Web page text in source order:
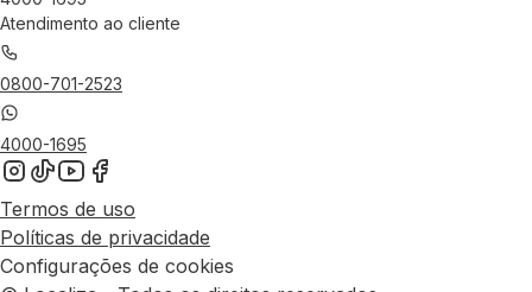
Atendimento ao cliente
0800-701-2523
4000-1695
Termos de uso
Políticas de privacidade
Configurações de cookies